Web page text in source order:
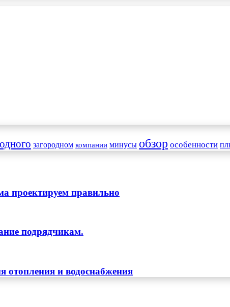
загородном компании минусы обзор особенности
проектируем правильно
подрядчикам.
отопления и водоснабжения